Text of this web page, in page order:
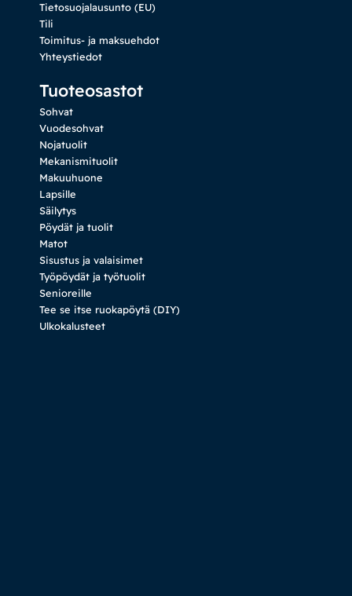
Tietosuojalausunto (EU)
Tili
Toimitus- ja maksuehdot
Yhteystiedot
Tuoteosastot
Sohvat
Vuodesohvat
Nojatuolit
Mekanismituolit
Makuuhuone
Lapsille
Säilytys
Pöydät ja tuolit
Matot
Sisustus ja valaisimet
Työpöydät ja työtuolit
Senioreille
Tee se itse ruokapöytä (DIY)
Ulkokalusteet